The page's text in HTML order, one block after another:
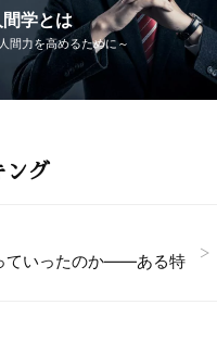
間学とは
間力を高めるために～
ング
ていったのか——ある特